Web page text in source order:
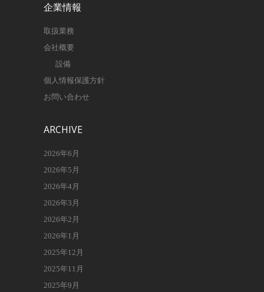
企業情報
取扱業務
会社概要
設備
個人情報保護方針
お問い合わせ
ARCHIVE
2026年6月
2026年5月
2026年4月
2026年3月
2026年2月
2026年1月
2025年12月
2025年11月
2025年9月